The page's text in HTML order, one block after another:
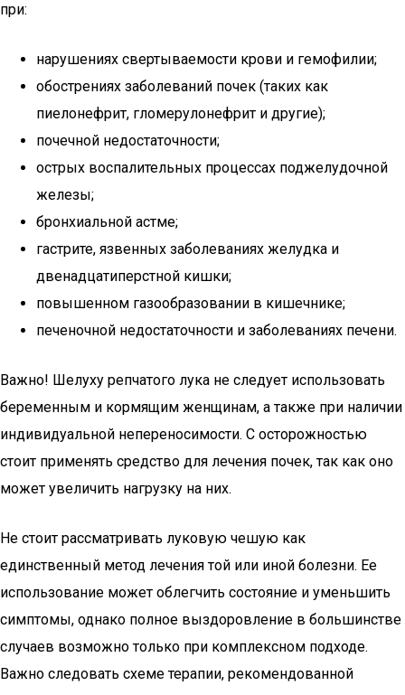
при:
нарушениях свертываемости крови и гемофилии;
обострениях заболеваний почек (таких как
пиелонефрит, гломерулонефрит и другие);
почечной недостаточности;
острых воспалительных процессах поджелудочной
железы;
бронхиальной астме;
гастрите, язвенных заболеваниях желудка и
двенадцатиперстной кишки;
повышенном газообразовании в кишечнике;
печеночной недостаточности и заболеваниях печени.
Важно! Шелуху репчатого лука не следует использовать
беременным и кормящим женщинам, а также при наличии
индивидуальной непереносимости. С осторожностью
стоит применять средство для лечения почек, так как оно
может увеличить нагрузку на них.
Не стоит рассматривать луковую чешую как
единственный метод лечения той или иной болезни. Ее
использование может облегчить состояние и уменьшить
симптомы, однако полное выздоровление в большинстве
случаев возможно только при комплексном подходе.
Важно следовать схеме терапии, рекомендованной